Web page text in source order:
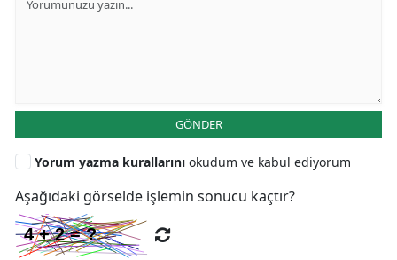
GÖNDER
Yorum yazma kurallarını okudum ve kabul ediyorum
Aşağıdaki görselde işlemin sonucu kaçtır?